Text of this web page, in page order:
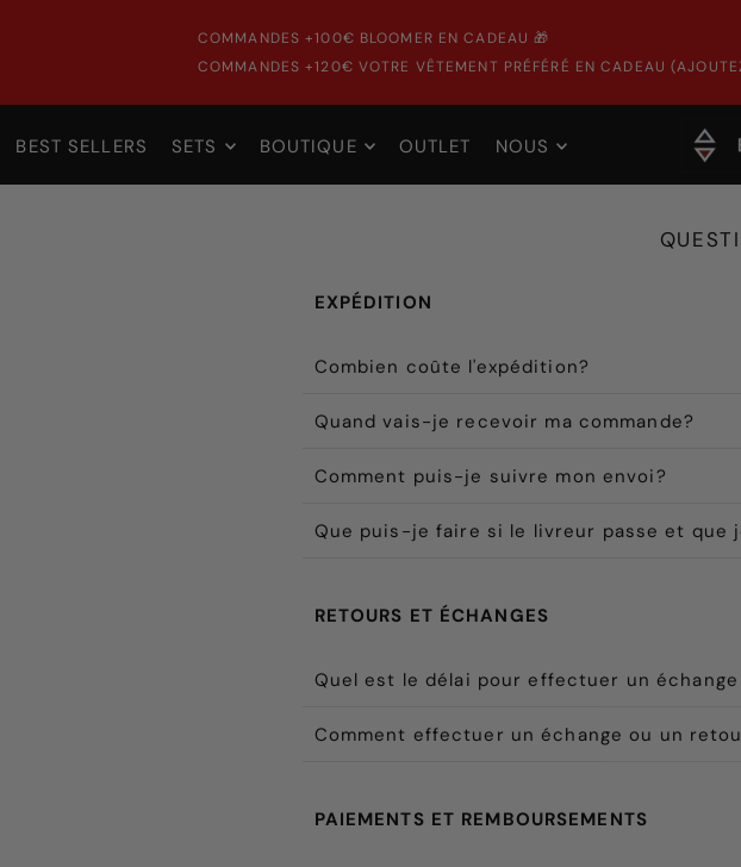
COMMANDES +100€ BLOOMER EN CADEAU 🎁
COMMANDES +120€ VOTRE VÊTEMENT PRÉFÉRÉ EN CADEAU
BEST SELLERS SETS BOUTIQUE OUTLET NOUS
EXPÉDITION
Combien coûte l'expédition?
Quand vais-je recevoir ma commande?
Comment puis-je suivre mon envoi?
Que puis-je faire si le livreur passe et que
RETOURS ET ÉCHANGES
Quel est le délai pour effectuer un
Comment effectuer un échange ou un
PAIEMENTS ET REMBOURSEMENTS